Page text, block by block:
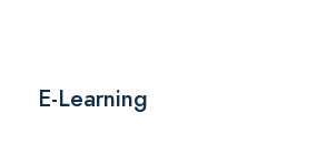
E-Learning